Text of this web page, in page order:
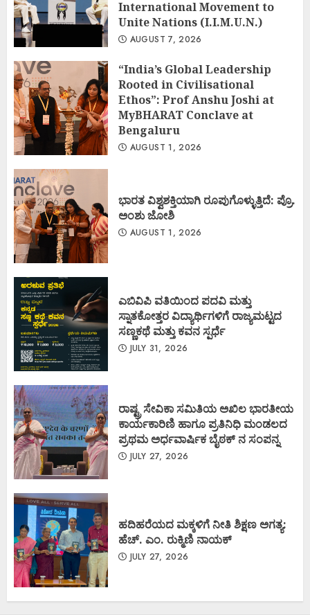
International Movement to
Unite Nations (I.I.M.U.N.)
AUGUST 7, 2026
“India’s Global Leadership
Rooted in Civilisational
Ethos”: Prof Anshu Joshi at
MyBHARAT Conclave at
Bengaluru
AUGUST 1, 2026
ಭಾರತ ವಿಶ್ವಶಕ್ತಿಯಾಗಿ ರೂಪುಗೊಳ್ಳುತ್ತಿದೆ: ಪ್ರೊ.
ಅಂಶು ಜೋಶಿ
AUGUST 1, 2026
ಎಬಿವಿಪಿ ವತಿಯಿಂದ ಪದವಿ ಮತ್ತು
ಸ್ನಾತಕೋತ್ತರ ವಿದ್ಯಾರ್ಥಿಗಳಿಗೆ ರಾಜ್ಯಮಟ್ಟದ
ಸಣ್ಣಕಥೆ ಮತ್ತು ಕವನ ಸ್ಪರ್ಧೆ
JULY 31, 2026
ರಾಷ್ಟ್ರ ಸೇವಿಕಾ ಸಮಿತಿಯ ಅಖಿಲ ಭಾರತೀಯ
ಕಾರ್ಯಕಾರಿಣಿ ಹಾಗೂ ಪ್ರತಿನಿಧಿ ಮಂಡಲದ
ಪ್ರಥಮ ಅರ್ಧವಾರ್ಷಿಕ ಬೈಠಕ್ ನ ಸಂಪನ್ನ
JULY 27, 2026
ಹದಿಹರೆಯದ ಮಕ್ಕಳಿಗೆ ನೀತಿ ಶಿಕ್ಷಣ ಅಗತ್ಯ:
ಹೆಚ್. ಎಂ. ರುಕ್ಮಿಣಿ ನಾಯಕ್
JULY 27, 2026